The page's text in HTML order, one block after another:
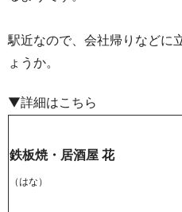
駅近なので、会社帰りなどに
ょうか。
▼詳細はこちら
鉄板焼・居酒屋 花
（はな）